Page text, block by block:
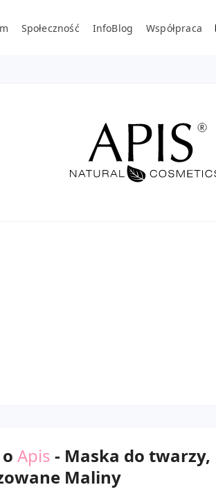
Społeczność InfoBlog Współpraca
Apis - Maska do twarzy,
Maliny